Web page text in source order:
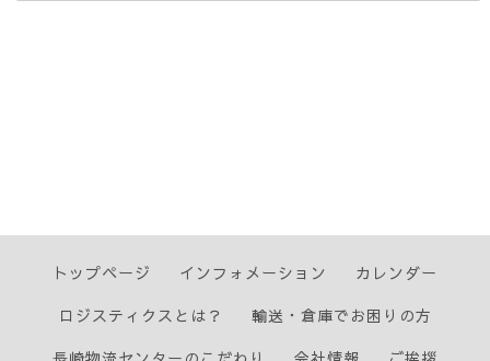
トップページ インフォメーション
カレンダー
ロジスティクスとは？
輸送・倉庫でお困りの方